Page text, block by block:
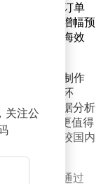
的海外短剧订单
五倍，全年增幅预
术对短剧出海效
多重优势。制作
特效处理等环
面，通过数据分析
”的概率。更值得
单集收益较国内
关键因素。
战略重点，通过
关注公